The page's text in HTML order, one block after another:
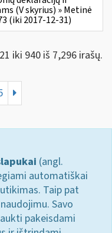
(V skyrius) » Metinė
(iki 2017-12-31)
iki 940 iš 7,296 irašų.
(angl.
automatiškai
Taip pat
Savo
pakeisdami